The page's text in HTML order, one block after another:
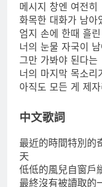
메시지 창엔 여전히
화목한 대화가 남아
엄지 손에 한때 흘린
너의 눈물 자국이 남
그만 가봐야 된다는
너의 마지막 목소리
아직도 모든 게 제
中文歌詞
最近的時間特別的
天
低低的風兒自窗戶
最終沒有被讀取的